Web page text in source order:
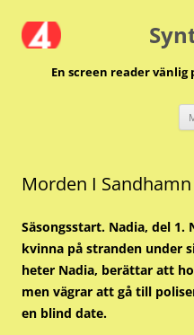
till
innehåll
En screen reader
Morden I
Säsongsstart. Nadia, del
kvinna på stranden under
heter Nadia, berättar att
men vägrar att gå till
en blind date.